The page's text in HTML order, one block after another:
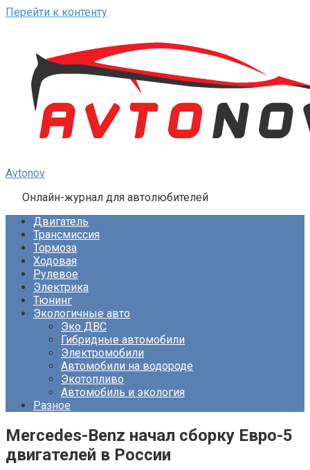
Перейти к контенту
Avtonov
Онлайн-журнал для автолюбителей
Двигатель
Трансмиссия
Тормоза
Ходовая
Рулевое
Электрика
Тюнинг
Экологичные авто
Эко ДВС
Гибридные автомобили
Электромобили
Автомобили на водороде
Экотопливо
Автомобиль и экология
Разное
Mercedes-Benz начал сборку Евро-5
двигателей в России